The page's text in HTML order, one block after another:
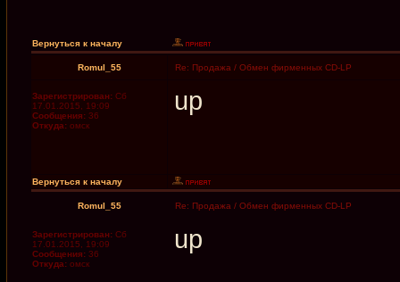
Вернуться к началу
Romul_55 Re: Продажа / Обмен фирменных CD-LP
Зарегистрирован: Сб
17.01.2015, 19:09
Сообщения: 36
Откуда: омск
up
Вернуться к началу
Romul_55 Re: Продажа / Обмен фирменных CD-LP
Зарегистрирован: Сб
17.01.2015, 19:09
Сообщения: 36
Откуда: омск
up